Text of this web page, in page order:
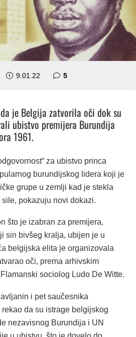
9.01.22 5komentara
je Belgija zatvorila oči dok su
ubistvo premijera Burundija
1961.
za ubistvo princa
burundijskog lidera koji je
grupe u zemlji kad je stekla
pokazuju novi dokazi.
što je izabran za premijera,
sin bivšeg kralja, ubijen je u
belgijska elita je organizovala
oči, prema arhivskim
sociolog Ludo De Witte.
i pet saučesnika
da su istrage belgijskog
nezavisnog Burundija i UN